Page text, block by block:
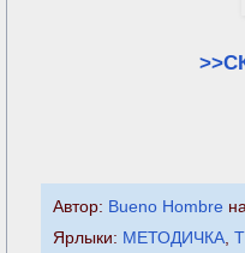
Автор: Bueno Hombre
Ярлыки: МЕТОДИЧКА,